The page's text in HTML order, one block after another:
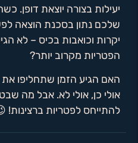
יעילות בצורה יוצאת דופן.
שלכם נתון בסכנת הוצאה
יקרות וכואבות בכיס – לא
הפטריות מקרוב יותר?
האם הגיע הזמן שתחליפו את
אולי כן, אולי לא. אבל מה
להתייחס לפטריות ברצינות!